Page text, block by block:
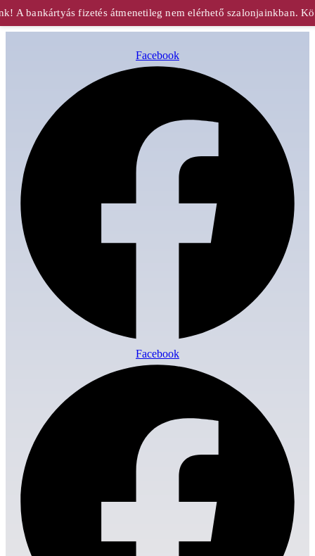
A bankártyás fizetés átmenetileg nem elérhető szalonjainkban.
Facebook
Facebook